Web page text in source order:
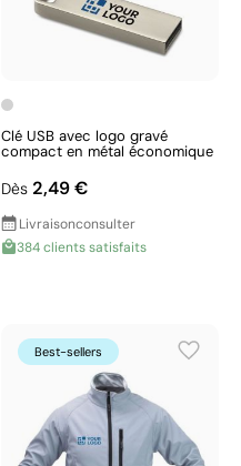
Clé USB avec logo gravé
compact en métal économique
Dès 2,49 €
Livraisonconsulter
384 clients satisfaits
Best-sellers